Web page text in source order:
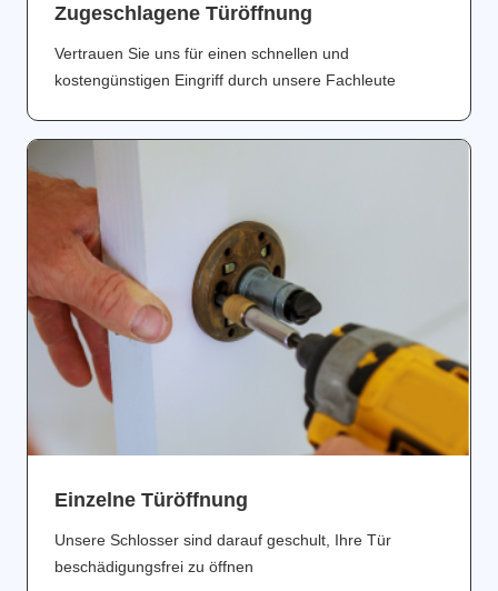
Zugeschlagene Türöffnung
Vertrauen Sie uns für einen schnellen und
kostengünstigen Eingriff durch unsere Fachleute
Einzelne Türöffnung
Unsere Schlosser sind darauf geschult, Ihre Tür
beschädigungsfrei zu öffnen